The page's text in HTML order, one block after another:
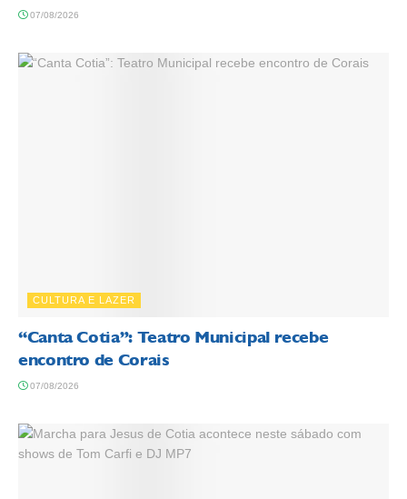
07/08/2026
CULTURA E LAZER
“Canta Cotia”: Teatro Municipal recebe
encontro de Corais
07/08/2026